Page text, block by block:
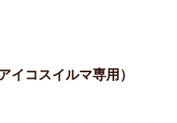
コスイルマ専用）